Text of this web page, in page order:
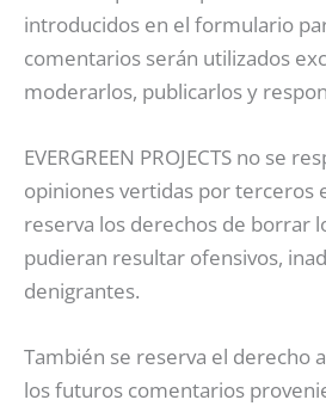
introducidos en el formulario
comentarios serán utilizados
moderarlos, publicarlos y
EVERGREEN PROJECTS no se
opiniones vertidas por terceros
reserva los derechos de borrar
pudieran resultar ofensivos,
denigrantes.
También se reserva el derecho
los futuros comentarios